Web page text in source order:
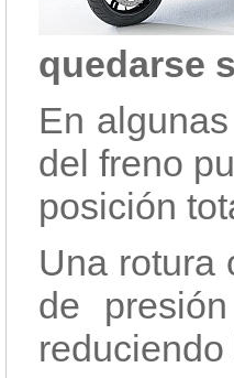
quedarse
En
del freno
posición
Una rotura
de